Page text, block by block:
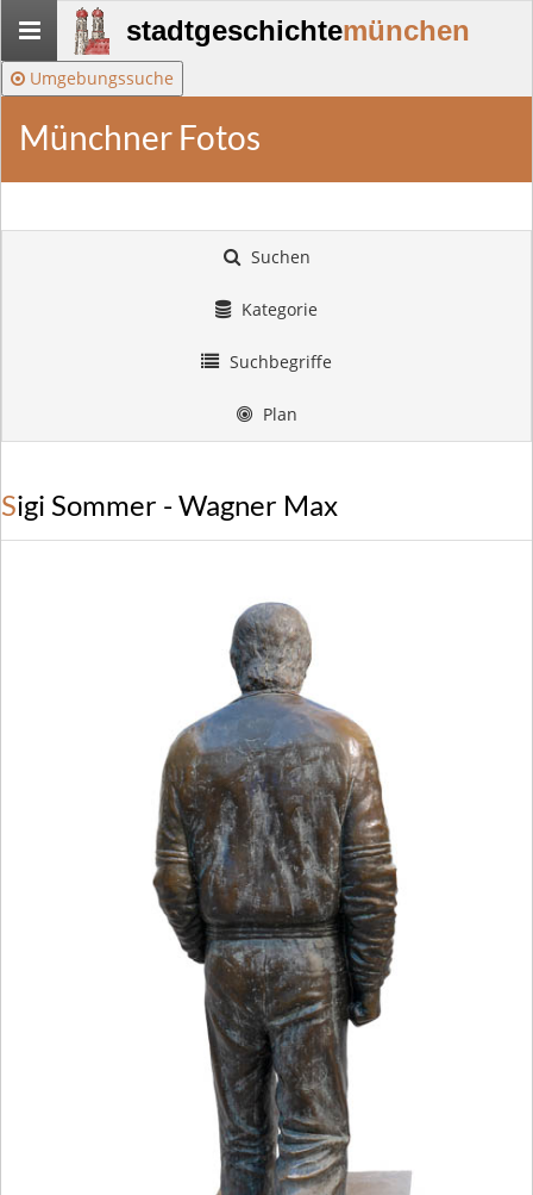
Stadtgeschichte-
München
stadtgeschichtemünchen
Umgebungssuche
Münchner Fotos
Suchen
Kategorie
Suchbegriffe
Plan
Sigi Sommer - Wagner Max